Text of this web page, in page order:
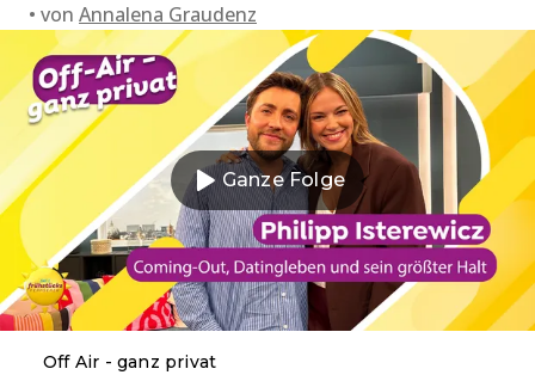
von Annalena Graudenz
Ganze Folge
Off Air - ganz privat